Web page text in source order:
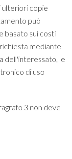
ulteriori copie
può
basato sui costi
mediante
dell'interessato, le
di uso
3 non deve